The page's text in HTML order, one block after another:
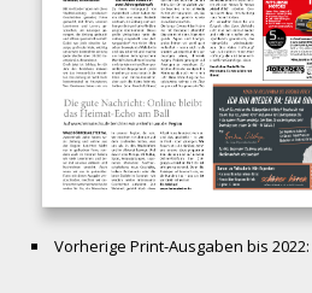
Vorherige Print-Ausgaben bis 2022: